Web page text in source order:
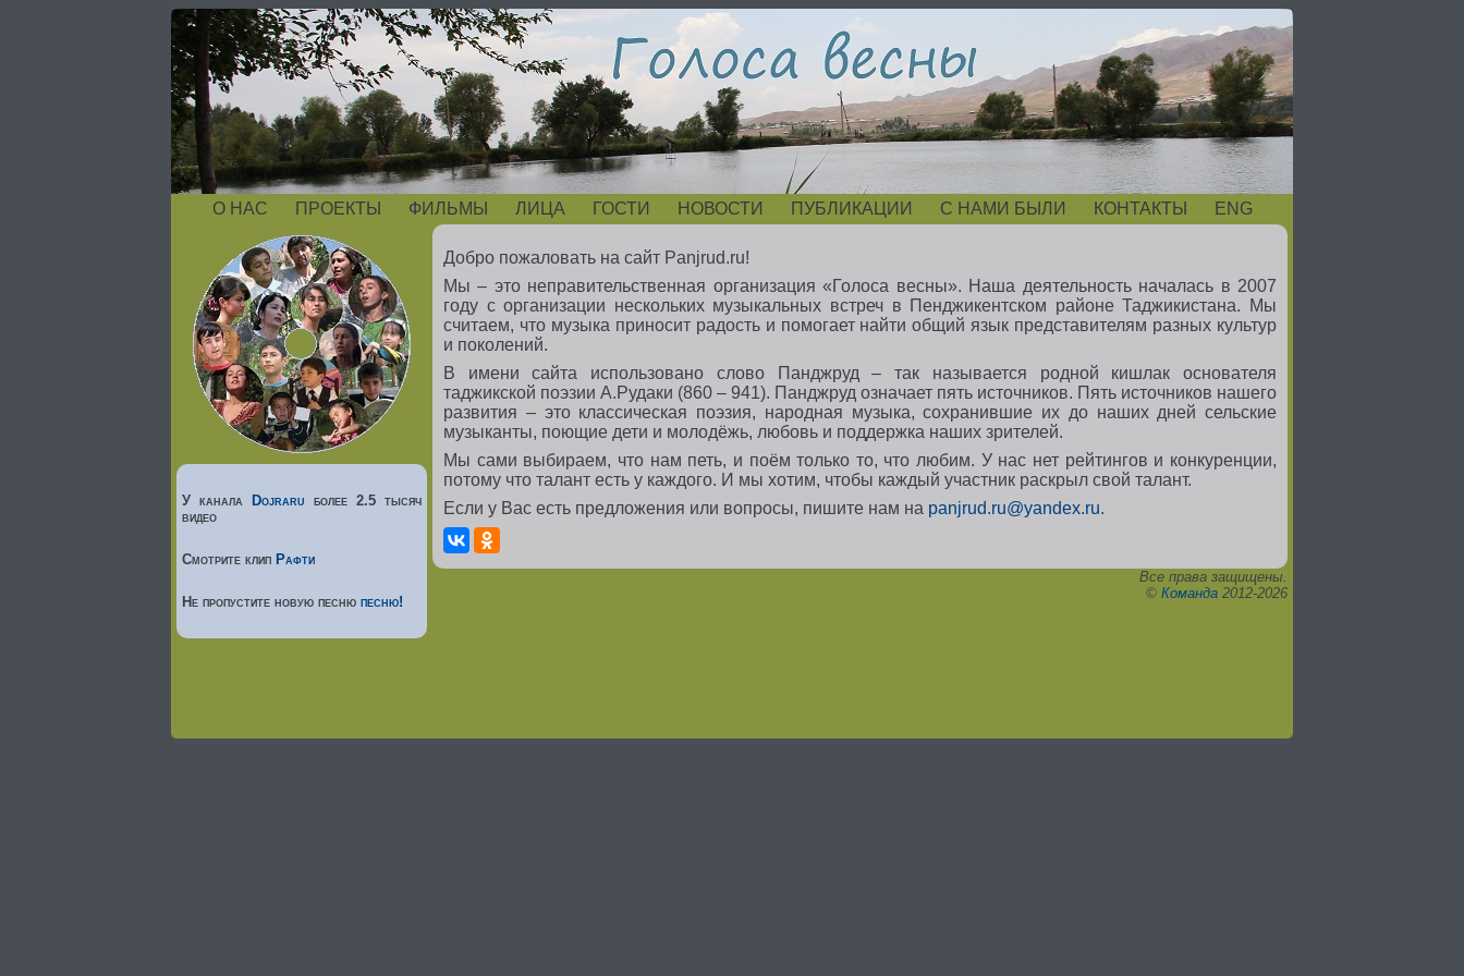
О НАС ПРОЕКТЫ ФИЛЬМЫ ЛИЦА ГОСТИ НОВОСТИ ПУБЛИКАЦИИ С НАМИ БЫЛИ КОНТАКТЫ ENG
У канала Dojraru более 2.5 тысяч
видео
Смотрите клип Рафти
Не пропустите новую песню песню!
Добро пожаловать на сайт Panjrud.ru!
Мы – это неправительственная организация «Голоса весны». Наша деятельность началась в 2007
году с организации нескольких музыкальных встреч в Пенджикентском районе Таджикистана. Мы
считаем, что музыка приносит радость и помогает найти общий язык представителям разных культур
и поколений.
В имени сайта использовано слово Панджруд – так называется родной кишлак основателя
таджикской поэзии А.Рудаки (860 – 941). Панджруд означает пять источников. Пять источников нашего
развития – это классическая поэзия, народная музыка, сохранившие их до наших дней сельские
музыканты, поющие дети и молодёжь, любовь и поддержка наших зрителей.
Мы сами выбираем, что нам петь, и поём только то, что любим. У нас нет рейтингов и конкуренции,
потому что талант есть у каждого. И мы хотим, чтобы каждый участник раскрыл свой талант.
Если у Вас есть предложения или вопросы, пишите нам на panjrud.ru@yandex.ru.
Все права защищены.
© Команда 2012-2026